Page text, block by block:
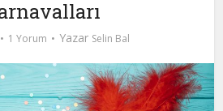
1 Yorum Yazar Selin Bal